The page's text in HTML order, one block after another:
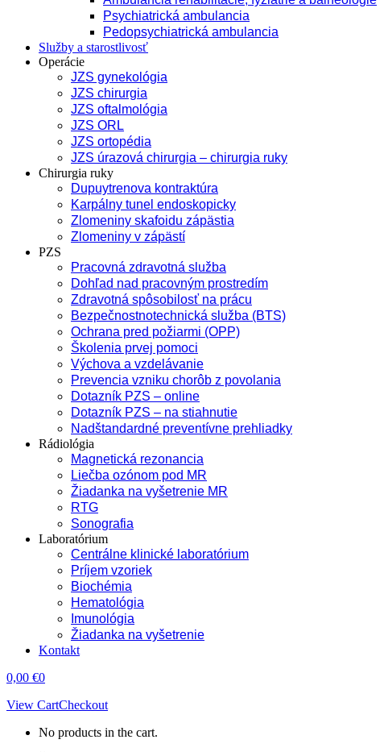
Psychiatrická ambulancia
Pedopsychiatrická ambulancia
Služby a starostlivosť
Operácie
JZS gynekológia
JZS chirurgia
JZS oftalmológia
JZS ORL
JZS ortopédia
JZS úrazová chirurgia – chirurgia ruky
Chirurgia ruky
Dupuytrenova kontraktúra
Karpálny tunel endoskopicky
Zlomeniny skafoidu zápästia
Zlomeniny v zápästí
PZS
Pracovná zdravotná služba
Dohľad nad pracovným prostredím
Zdravotná spôsobilosť na prácu
Bezpečnostnotechnická služba (BTS)
Ochrana pred požiarmi (OPP)
Školenia prvej pomoci
Výchova a vzdelávanie
Prevencia vzniku chorôb z povolania
Dotazník PZS – online
Dotazník PZS – na stiahnutie
Nadštandardné preventívne prehliadky
Rádiológia
Magnetická rezonancia
Liečba ozónom pod MR
Žiadanka na vyšetrenie MR
RTG
Sonografia
Laboratórium
Centrálne klinické laboratórium
Príjem vzoriek
Biochémia
Hematológia
Imunológia
Žiadanka na vyšetrenie
Kontakt
0,00 €0
View CartCheckout
No products in the cart.